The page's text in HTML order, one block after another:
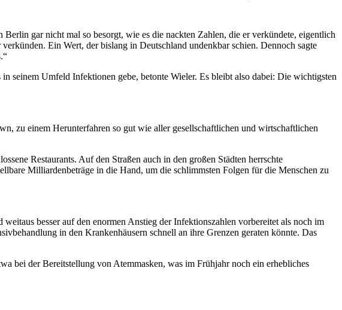
gar nicht mal so besorgt, wie es die nackten Zahlen, die er verkündete, eigentlich
Ein Wert, der bislang in Deutschland undenkbar schien. Dennoch sagte
seinem Umfeld Infektionen gebe, betonte Wieler. Es bleibt also dabei: Die wichtigsten
zu einem Herunterfahren so gut wie aller gesellschaftlichen und wirtschaftlichen
Restaurants. Auf den Straßen auch in den großen Städten herrschte
Milliardenbeträge in die Hand, um die schlimmsten Folgen für die Menschen zu
besser auf den enormen Anstieg der Infektionszahlen vorbereitet als noch im
in den Krankenhäusern schnell an ihre Grenzen geraten könnte. Das
bei der Bereitstellung von Atemmasken, was im Frühjahr noch ein erhebliches